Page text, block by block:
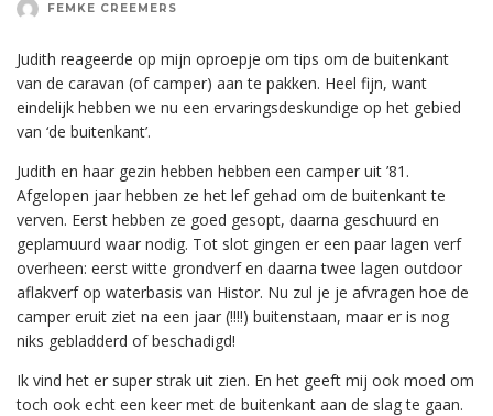
FEMKE CREEMERS
Judith reageerde op mijn oproepje om tips om de buitenkant
van de caravan (of camper) aan te pakken. Heel fijn, want
eindelijk hebben we nu een ervaringsdeskundige op het gebied
van ‘de buitenkant’.
Judith en haar gezin hebben hebben een camper uit ’81.
Afgelopen jaar hebben ze het lef gehad om de buitenkant te
verven. Eerst hebben ze goed gesopt, daarna geschuurd en
geplamuurd waar nodig. Tot slot gingen er een paar lagen verf
overheen: eerst witte grondverf en daarna twee lagen outdoor
aflakverf op waterbasis van Histor. Nu zul je je afvragen hoe de
camper eruit ziet na een jaar (!!!!) buitenstaan, maar er is nog
niks gebladderd of beschadigd!
Ik vind het er super strak uit zien. En het geeft mij ook moed om
toch ook echt een keer met de buitenkant aan de slag te gaan.